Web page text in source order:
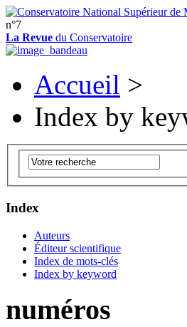
n°7
La Revue du Conservatoire
Accueil >
Index by
Index
Auteurs
Éditeur scientifique
Index de mots-clés
Index by keyword
numéros